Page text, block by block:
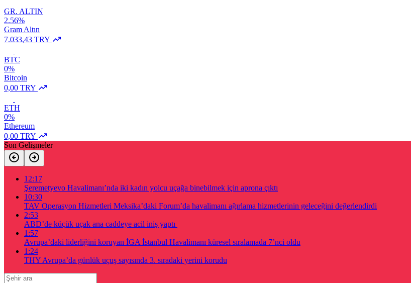
GR. ALTIN
2.56%
Gram Altın
7.033,43 TRY
BTC
0%
Bitcoin
0,00 TRY
ETH
0%
Ethereum
0,00 TRY
Son Gelişmeler
12:17
Şeremetyevo Havalimanı’nda iki kadın yolcu uçağa binebilmek için aprona çıktı
10:30
TAV Operasyon Hizmetleri Meksika’daki Forum’da havalimanı ağırlama hizmetlerinin geleceğini değerlendirdi
2:53
ABD’de küçük uçak ana caddeye acil iniş yaptı
1:57
Avrupa’daki liderliğini koruyan İGA İstanbul Havalimanı küresel sıralamada 7’nci oldu
1:24
THY Avrupa’da günlük uçuş sayısında 3. sıradaki yerini korudu